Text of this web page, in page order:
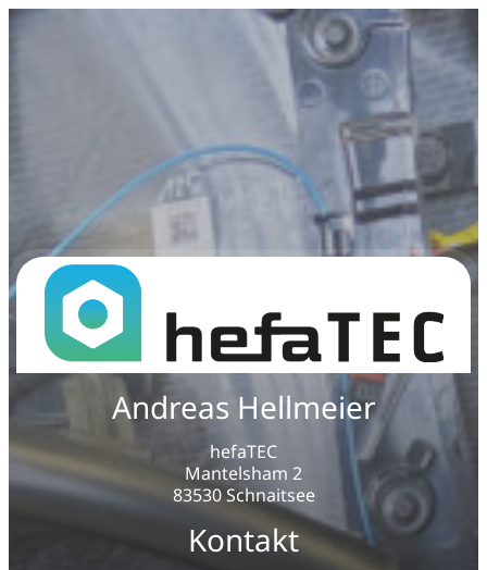
Andreas Hellmeier
hefaTEC
Mantelsham 2
83530 Schnaitsee
Kontakt